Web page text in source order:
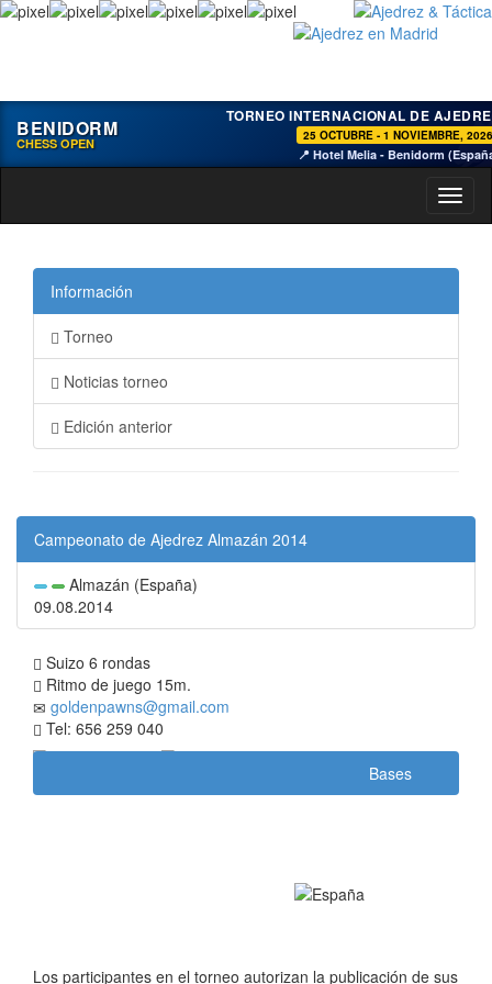
BENIDORM
CHESS OPEN
TORNEO INTERNACIONAL DE
25 OCTUBRE - 1 NOVIEMBRE, 2026
📍 Hotel Melia - Benidorm
Información
Torneo
Noticias torneo
Edición anterior
Campeonato de Ajedrez Almazán 2014
Almazán (España)
09.08.2014
Suizo 6 rondas
Ritmo de juego 15m.
goldenpawns@gmail.com
Tel: 656 259 040
Bases
Los participantes en el torneo autorizan la publicación de sus